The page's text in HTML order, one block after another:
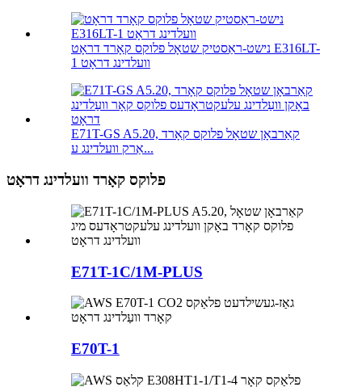
נישט-ראַסטיק שטאָל פלוקס קאָרד דראָט E316LT-
1 וועלדינג דראָט
E71T-GS A5.20, קאַרבאָן שטאָל פלוקס קאָרד
אַרק וועלדינג ע...
פלוקס קאָרד וועלדינג דראָט
E71T-1C/1M-PLUS
E70T-1